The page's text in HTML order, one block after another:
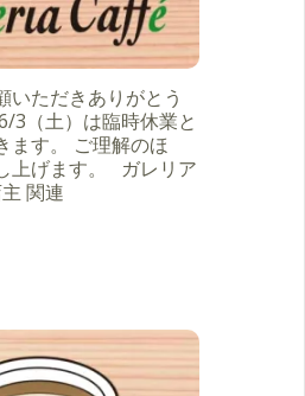
いただきありがとう
3（土）は臨時休業と
ます。 ご理解のほ
上げます。 ガレリア
関連